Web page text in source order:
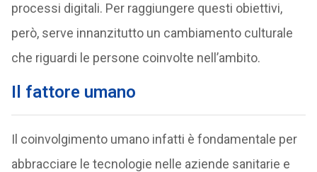
processi digitali. Per raggiungere questi obiettivi,
però, serve innanzitutto un cambiamento culturale
che riguardi le persone coinvolte nell’ambito.
Il fattore umano
Il coinvolgimento umano infatti è fondamentale per
abbracciare le tecnologie nelle aziende sanitarie e